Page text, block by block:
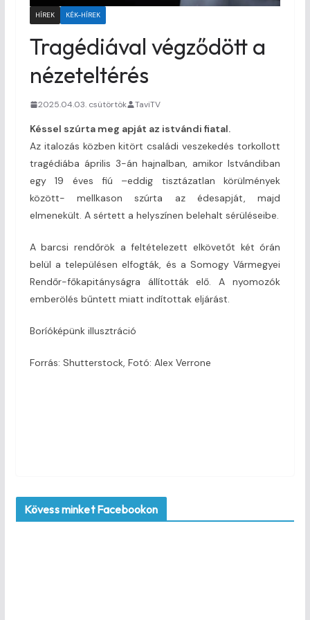
HÍREK KÉK-HÍREK
Tragédiával végződött a
nézeteltérés
2025.04.03. csütörtök TaviTV
Késsel szúrta meg apját az istvándi fiatal.
Az italozás közben kitört családi veszekedés torkollott
tragédiába április 3-án hajnalban, amikor Istvándiban
egy 19 éves fiú –eddig tisztázatlan körülmények
között- mellkason szúrta az édesapját, majd
elmenekült. A sértett a helyszínen belehalt sérüléseibe.
A barcsi rendőrök a feltételezett elkövetőt két órán
belül a településen elfogták, és a Somogy Vármegyei
Rendőr-főkapitányságra állították elő. A nyomozók
emberölés bűntett miatt indítottak eljárást.
Boríóképünk illusztráció
Forrás: Shutterstock, Fotó: Alex Verrone
Kövess minket Facebookon